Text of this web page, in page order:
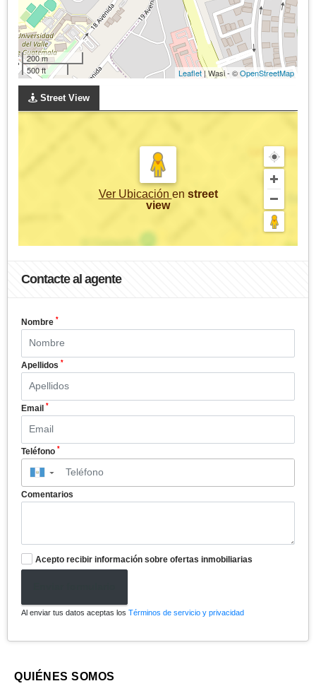
200 m
500 ft
Leaflet| Wasi - ©OpenStreetMap
Street View
Ver Ubicación en street
view
Contacte al agente
Nombre *
Apellidos *
Email *
Teléfono *
▼
Comentarios
Acepto recibir información sobre ofertas inmobiliarias
Al enviar tus datos aceptas los Términos de servicio y privacidad
QUIÉNES SOMOS